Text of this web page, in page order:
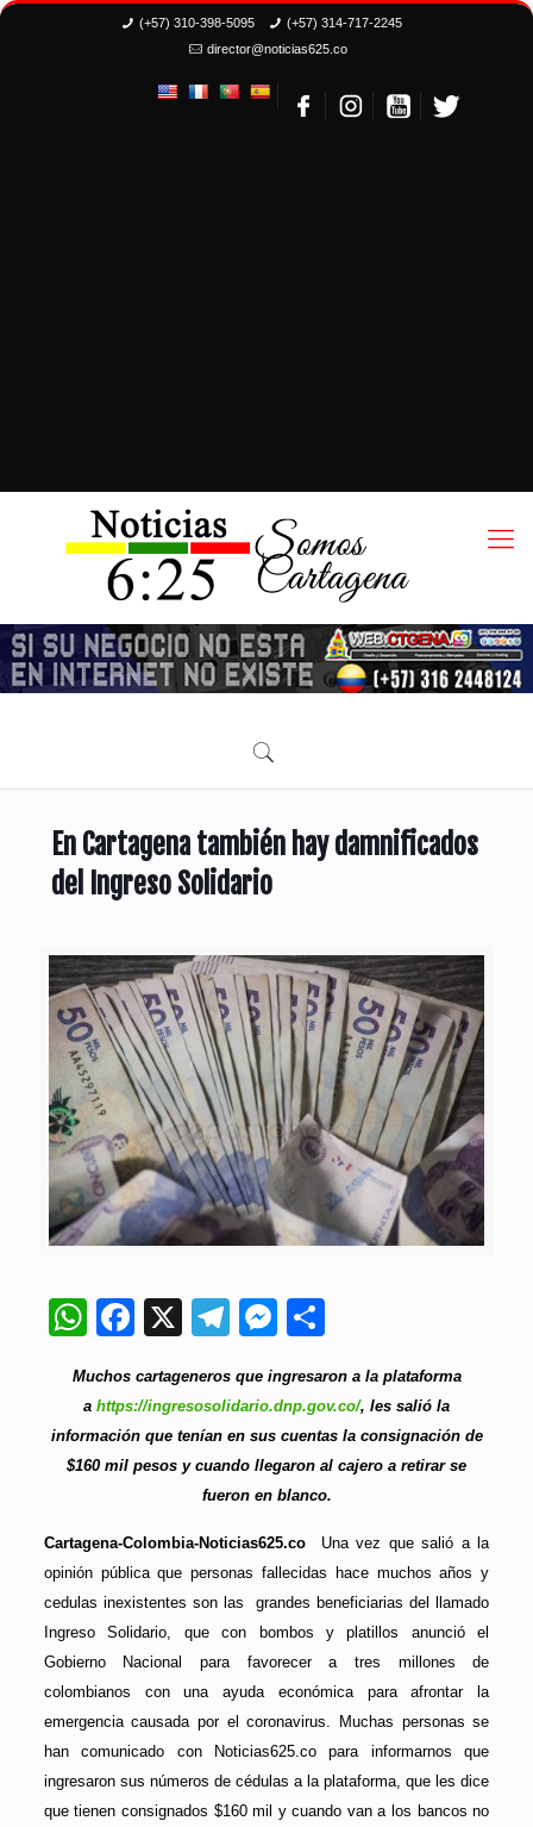
(+57) 310-398-5095
(+57) 314-717-2245
director@noticias625.co
En Cartagena también hay damnificados
del Ingreso Solidario
WhatsApp
Facebook
X Telegram
Messenger
Muchos cartageneros que ingresaron a la plataforma
a https://ingresosolidario.dnp.gov.co/, les salió la
información que tenían en sus cuentas la consignación de
$160 mil pesos y cuando llegaron al cajero a retirar se
fueron en blanco.
Cartagena-Colombia-Noticias625.coUna vez que salió a la
opinión pública que personas fallecidas hace muchos años y
cedulas inexistentes son las grandes beneficiarias del llamado
Ingreso Solidario, que con bombos y platillos anunció el
Gobierno Nacional para favorecer a tres millones de
colombianos con una ayuda económica para afrontar la
emergencia causada por el coronavirus. Muchas personas se
han comunicado con Noticias625.co para informarnos que
ingresaron sus números de cédulas a la plataforma, que les dice
que tienen consignados $160 mil y cuando van a los bancos no